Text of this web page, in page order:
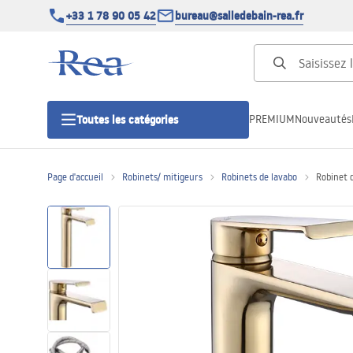
+33 1 78 90 05 42 bureau@salledebain-rea.fr
Toutes les catégories
Caniveaux de douche
PREMIUMNouveautés
Page d'accueil Robinets/ mitigeurs Robinets de lavabo Robinet